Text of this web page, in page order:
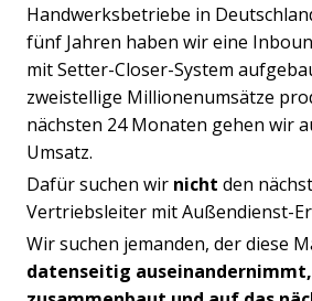
Handwerksbetriebe in
fünf Jahren haben wir eine
mit Setter-Closer-System
zweistellige Millionenumsätze
nächsten 24 Monaten gehen wir
Umsatz.
Dafür suchen wir nicht den
Vertriebsleiter mit Außendienst-
Wir suchen jemanden, der diese
datenseitig